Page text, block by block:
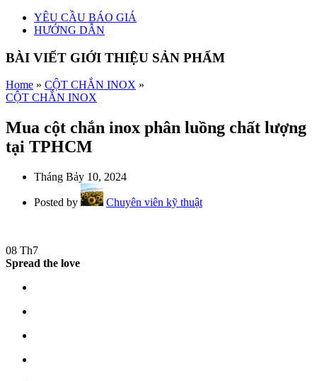
YÊU CẦU BÁO GIÁ
HƯỚNG DẪN
BÀI VIẾT GIỚI THIỆU SẢN PHẨM
Home » CỘT CHẮN INOX »
CỘT CHẮN INOX
Mua cột chắn inox phân luồng chất lượng
tại TPHCM
Tháng Bảy 10, 2024
Posted by Chuyên viên kỹ thuật
08 Th7
Spread the love